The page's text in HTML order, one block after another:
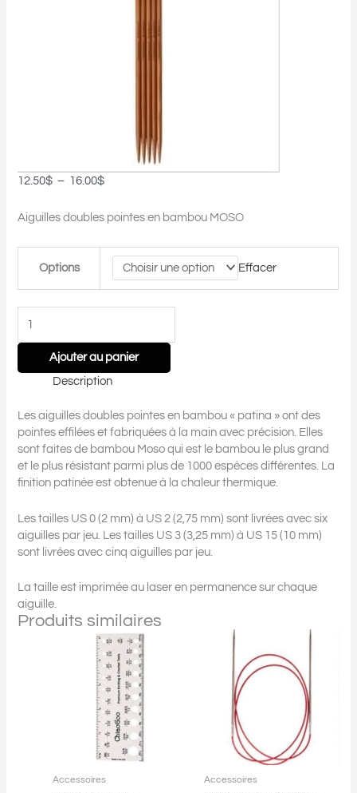
12.50$ – 16.00$
Aiguilles doubles pointes en bambou MOSO
Options Effacer
Ajouter au panier
Description
Les aiguilles doubles pointes en bambou « patina » ont des
pointes effilées et fabriquées à la main avec précision. Elles
sont faites de bambou Moso qui est le bambou le plus grand
et le plus résistant parmi plus de 1000 espèces différentes. La
finition patinée est obtenue à la chaleur thermique.
Les tailles US 0 (2 mm) à US 2 (2,75 mm) sont livrées avec six
aiguilles par jeu. Les tailles US 3 (3,25 mm) à US 15 (10 mm)
sont livrées avec cinq aiguilles par jeu.
La taille est imprimée au laser en permanence sur chaque
aiguille.
Produits similaires
Accessoires Accessoires
prix :
19.00$
22.50$
produit
a
plusieurs
variations.
options
peuvent